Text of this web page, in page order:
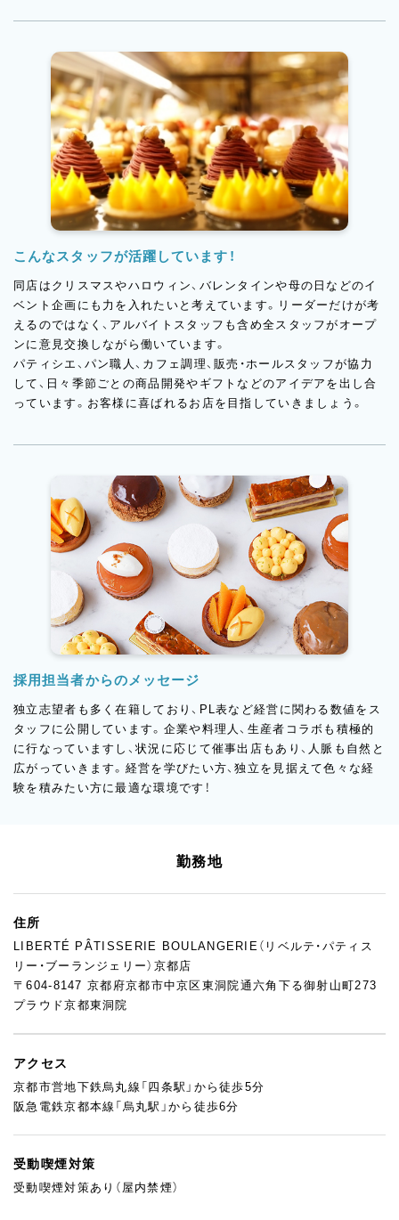
こんなスタッフが活躍しています！
同店はクリスマスやハロウィン、バレンタインや母の日などのイ
ベント企画にも力を入れたいと考えています。リーダーだけが考
えるのではなく、アルバイトスタッフも含め全スタッフがオープ
ンに意見交換しながら働いています。
パティシエ、パン職人、カフェ調理、販売・ホールスタッフが協力
して、日々季節ごとの商品開発やギフトなどのアイデアを出し合
っています。お客様に喜ばれるお店を目指していきましょう。
採用担当者からのメッセージ
独立志望者も多く在籍しており、PL表など経営に関わる数値をス
タッフに公開しています。企業や料理人、生産者コラボも積極的
に行なっていますし、状況に応じて催事出店もあり、人脈も自然と
広がっていきます。経営を学びたい方、独立を見据えて色々な経
験を積みたい方に最適な環境です！
勤務地
住所
LIBERTÉ PÂTISSERIE BOULANGERIE（リベルテ・パティス
リー・ブーランジェリー）京都店
〒604-8147 京都府京都市中京区東洞院通六角下る御射山町273
プラウド京都東洞院
アクセス
京都市営地下鉄烏丸線「四条駅」から徒歩5分
阪急電鉄京都本線「烏丸駅」から徒歩6分
受動喫煙対策
受動喫煙対策あり（屋内禁煙）